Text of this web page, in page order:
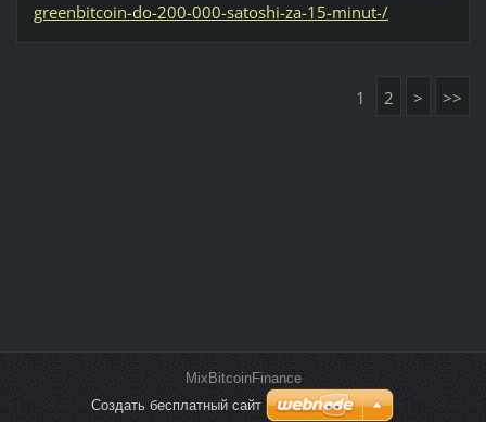
greenbitcoin-do-200-000-satoshi-za-15-minut-/
1 2 > >>
MixBitcoinFinance
Создать бесплатный сайт